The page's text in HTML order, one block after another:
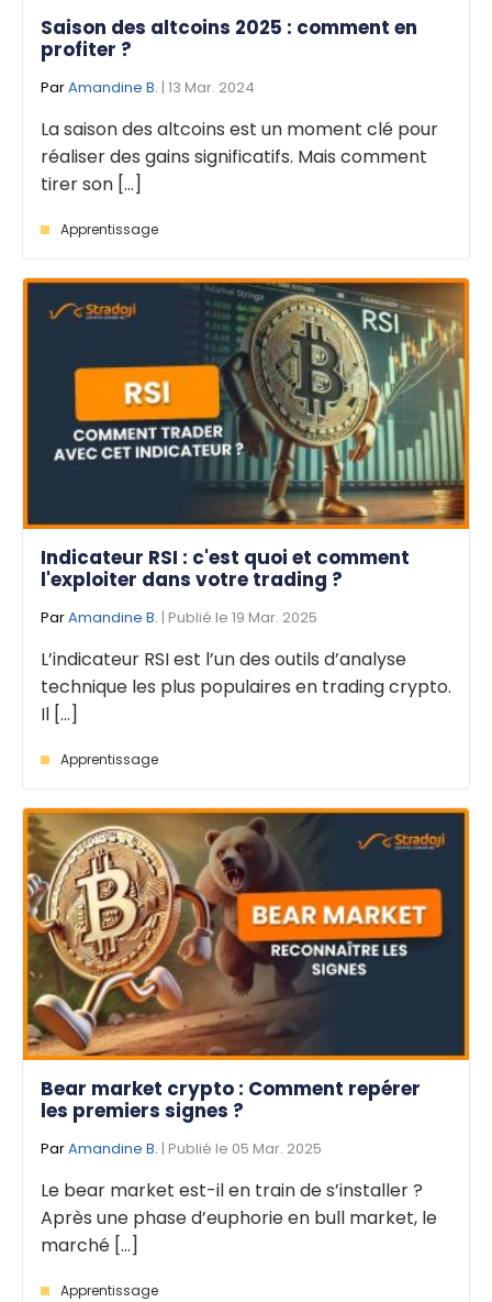
Saison des altcoins 2025 : comment en
profiter ?
ParAmandine B. | 13 Mar. 2024
La saison des altcoins est un moment clé pour
réaliser des gains significatifs. Mais comment
tirer son [...]
Apprentissage
Indicateur RSI : c'est quoi et comment
l'exploiter dans votre trading ?
ParAmandine B. | Publié le 19 Mar. 2025
L’indicateur RSI est l’un des outils d’analyse
technique les plus populaires en trading crypto.
Il [...]
Apprentissage
Bear market crypto : Comment repérer
les premiers signes ?
ParAmandine B. | Publié le 05 Mar. 2025
Le bear market est-il en train de s’installer ?
Après une phase d’euphorie en bull market, le
marché [...]
Apprentissage